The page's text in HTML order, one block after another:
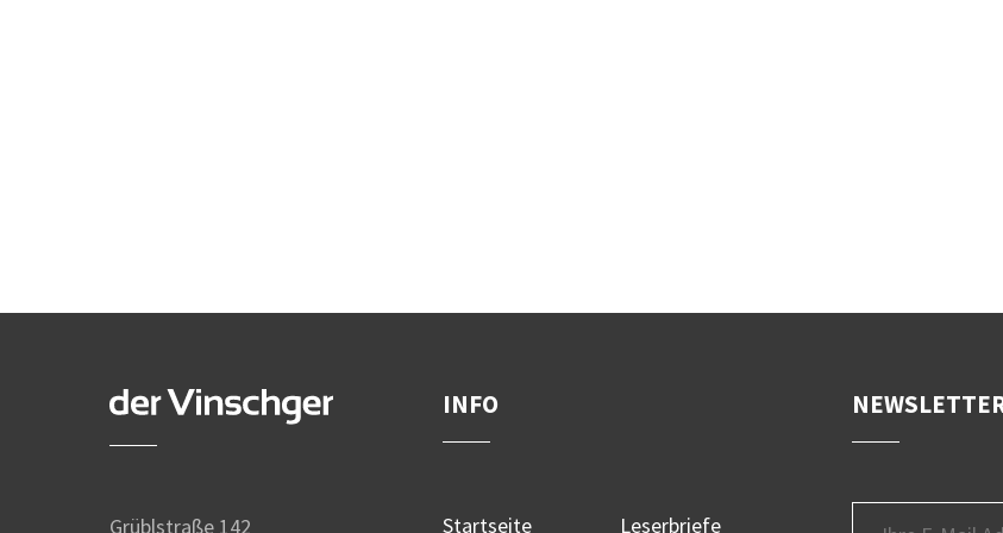
Grüblstraße 142
INFO
Startseite Leserbriefe